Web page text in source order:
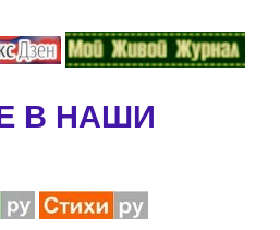
В НАШИ